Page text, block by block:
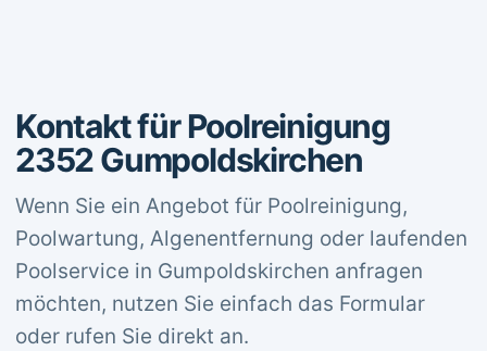
Kontakt für Poolreinigung
2352 Gumpoldskirchen
Wenn Sie ein Angebot für Poolreinigung,
Poolwartung, Algenentfernung oder laufenden
Poolservice in Gumpoldskirchen anfragen
möchten, nutzen Sie einfach das Formular
oder rufen Sie direkt an.